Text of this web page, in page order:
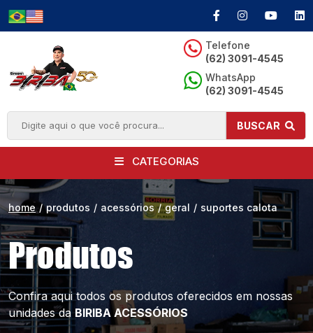
Telefone
(62) 3091-4545
WhatsApp
(62) 3091-4545
BUSCAR
CATEGORIAS
home / produtos / acessórios / geral / suportes calota
Produtos
Confira aqui todos os produtos oferecidos em nossas
unidades da BIRIBA ACESSÓRIOS